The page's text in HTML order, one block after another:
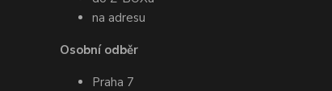
na adresu
Osobní odběr
Praha 7